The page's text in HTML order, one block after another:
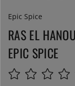
Epic Spice
RAS EL
EPIC SPICE